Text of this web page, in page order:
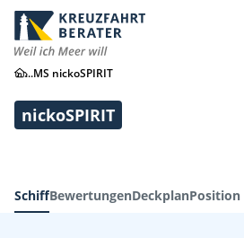
...MS nickoSPIRIT
nickoSPIRIT
SchiffBewertungenDeckplanPosition